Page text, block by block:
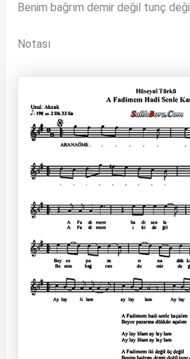
Benim bağrım demir değil tunç değil
Notası